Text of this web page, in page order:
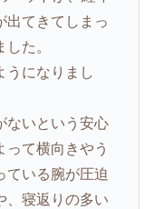
出てきてしまっ
た。
うになりまし
ないという安心
って横向きやう
ている腕が圧迫
、寝返りの多い